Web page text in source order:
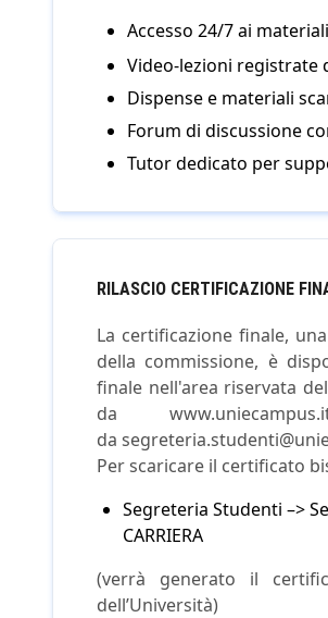
Accesso 24/7 ai
Video-lezioni registrate
Dispense e materiali
Forum di discussione
Tutor dedicato per
RILASCIO CERTIFICAZIONE
La certificazione finale,
della commissione, è
finale nell'area riservata
da
da
Per scaricare il certificato
Segreteria Studenti –>
CARRIERA
(verrà generato il
dell’Università)